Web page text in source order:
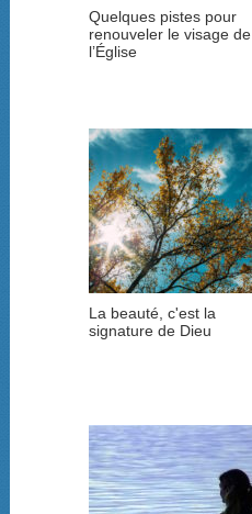
Quelques pistes pour
renouveler le visage de
l’Église
La beauté, c'est la
signature de Dieu